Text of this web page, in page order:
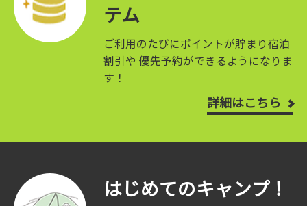
テム
ご利用のたびにポイントが貯まり宿泊
割引や 優先予約ができるようになりま
す！
詳細はこちら
はじめてのキャンプ！